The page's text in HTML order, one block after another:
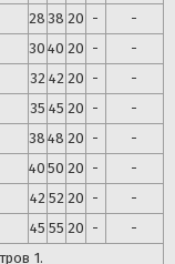
28 38 20 -
-
30 40 20 -
-
32 42 20 -
-
35 45 20 -
-
38 48 20 -
-
40 50 20 -
-
42 52 20 -
-
45 55 20 -
-
1.